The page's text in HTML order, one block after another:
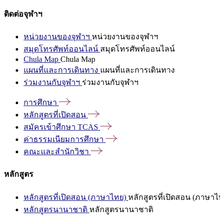
ติดต่อจุฬาฯ
หน่วยงานของจุฬาฯ หน่วยงานของจุฬาฯ
สมุดโทรศัพท์ออนไลน์ สมุดโทรศัพท์ออนไลน์
Chula Map Chula Map
แผนที่และการเดินทาง แผนที่และการเดินทาง
ร่วมงานกับจุฬาฯ ร่วมงานกับจุฬาฯ
การศึกษา
หลักสูตรที่เปิดสอน
สมัครเข้าศึกษา TCAS
ค่าธรรมเนียมการศึกษา
คณะและสำนักวิชา
หลักสูตร
หลักสูตรที่เปิดสอน (ภาษาไทย) หลักสูตรที่เปิดสอน (ภาษาไ
หลักสูตรนานาชาติ หลักสูตรนานาชาติ